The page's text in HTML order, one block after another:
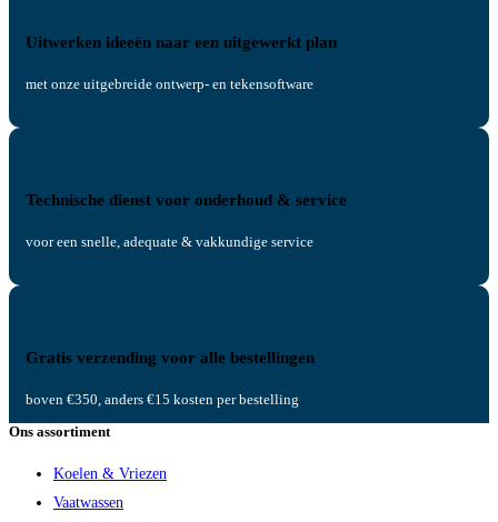
Uitwerken ideeën naar een uitgewerkt plan
met onze uitgebreide ontwerp- en tekensoftware
Technische dienst voor onderhoud & service
voor een snelle, adequate & vakkundige service
Gratis verzending voor alle bestellingen
boven €350, anders €15 kosten per bestelling
Ons assortiment
Koelen & Vriezen
Vaatwassen